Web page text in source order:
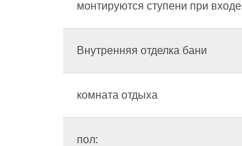
монтируются ступени при входе
Внутренняя отделка бани
комната отдыха
пол: